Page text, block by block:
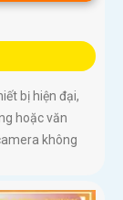
bị hiện đại,
hoặc văn
không